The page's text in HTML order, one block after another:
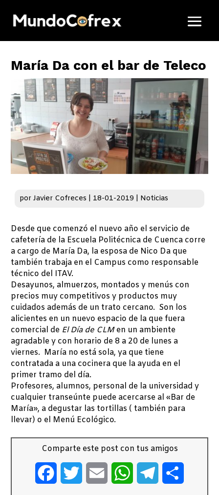
María Da con el bar de Teleco
porJavier Cofreces 18-01-2019 Noticias
Desde que comenzó el nuevo año el servicio de
cafetería de la Escuela Politécnica de Cuenca corre
a cargo de María Da, la esposa de Nico Da que
también trabaja en el Campus como responsable
técnico del ITAV.
Desayunos, almuerzos, montados y menús con
precios muy competitivos y productos muy
cuidados además de un trato cercano. Son los
alicientes en un nuevo espacio de la que fuera
comercial de El Día de CLMen un ambiente
agradable y con horario de 8 a 20 de lunes a
viernes. María no está sola, ya que tiene
contratada a una cocinera que la ayuda en el
primer tramo del día.
Profesores, alumnos, personal de la universidad y
cualquier transeúnte puede acercarse al «Bar de
María», a degustar las tortillas ( también para
llevar) o el Menú Ecológico.
Comparte este post con tus amigos
FacebookTwitter Email WhatsAppTelegram